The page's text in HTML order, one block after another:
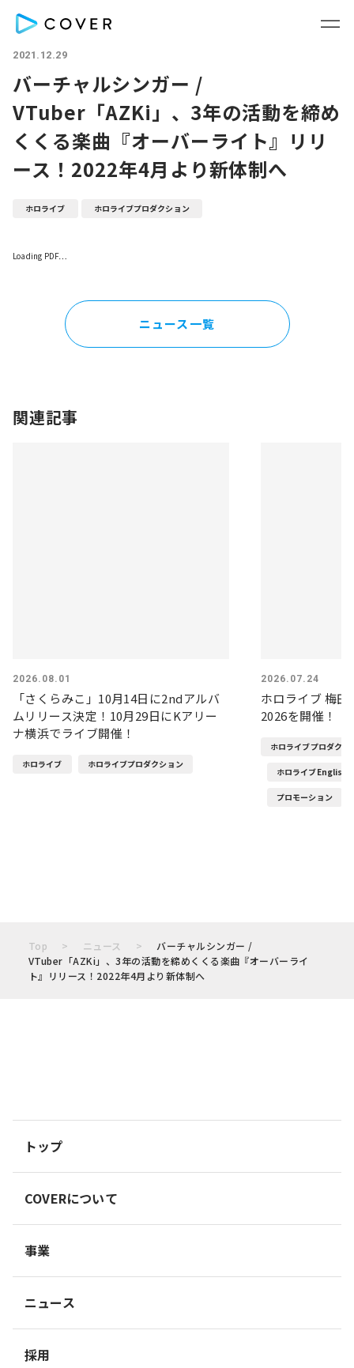
2021.12.29
バーチャルシンガー /
VTuber「AZKi」、3年の活動を締め
くくる楽曲『オーバーライト』リリ
ース！2022年4月より新体制へ
ホロライブ ホロライブプロダクション
Loading PDF…
ニュース一覧
関連記事
2026.08.01
「さくらみこ」10月14日に2ndアルバ
ムリリース決定！10月29日にKアリー
ナ横浜でライブ開催！
ホロライブ ホロライブプロダクション
2026.07.24
ホロライブ 梅
2026を開催！
ホロライブプロダクシ
ホロライブEnglish
プロモーション
Top ニュース
バーチャルシンガー /
VTuber「AZKi」、3年の活動を締めくくる楽曲『オーバーライ
ト』リリース！2022年4月より新体制へ
トップ
COVERについて
事業
ニュース
採用